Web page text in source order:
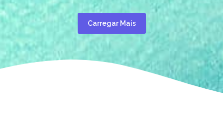
Carregar Mais